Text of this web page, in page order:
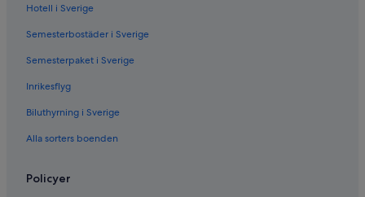
Hotell i Sverige
Semesterbostäder i Sverige
Semesterpaket i Sverige
Inrikesflyg
Biluthyrning i Sverige
Alla sorters boenden
Policyer